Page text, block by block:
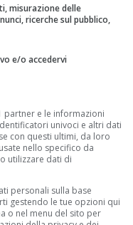
misurazione delle
ricerche sul pubblico,
e/o accedervi
partner e le informazioni
univoci e altri dati
con questi ultimi, da loro
nello specifico da
utilizzare dati di
personali sulla base
gestendo le tue opzioni qui
o nel menu del sito per